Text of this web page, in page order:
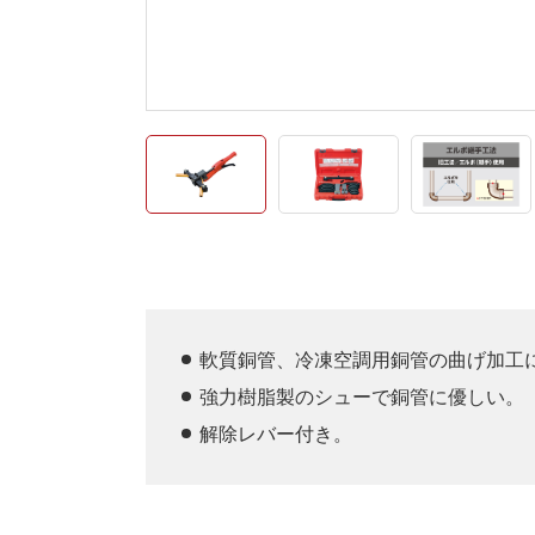
軟質銅管、冷凍空調用銅管の曲げ加工
強力樹脂製のシューで銅管に優しい。
解除レバー付き。